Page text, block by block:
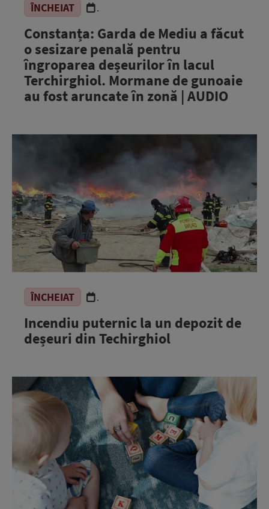
ÎNCHEIAT .
Constanța: Garda de Mediu a făcut
o sesizare penală pentru
îngroparea deșeurilor în lacul
Terchirghiol. Mormane de gunoaie
au fost aruncate în zonă | AUDIO
ÎNCHEIAT .
Incendiu puternic la un depozit de
deșeuri din Techirghiol